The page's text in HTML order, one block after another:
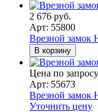
2 676 руб.
Арт: 55800
Врезной замок
В корзину
Цена по запросу
Арт: 55673
Врезной замок
Уточнить цену